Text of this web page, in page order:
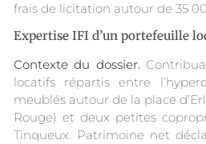
frais de licitation autour de 35
Expertise IFI d’un portefeuille
Contexte du dossier.
locatifs répartis entre
meublés autour de la place
Rouge) et deux petites
Tinqueux. Patrimoine net